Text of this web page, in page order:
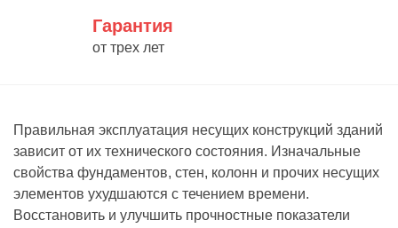
Гарантия
от трех лет
Правильная эксплуатация несущих конструкций зданий
зависит от их технического состояния. Изначальные
свойства фундаментов, стен, колонн и прочих несущих
элементов ухудшаются с течением времени.
Восстановить и улучшить прочностные показатели